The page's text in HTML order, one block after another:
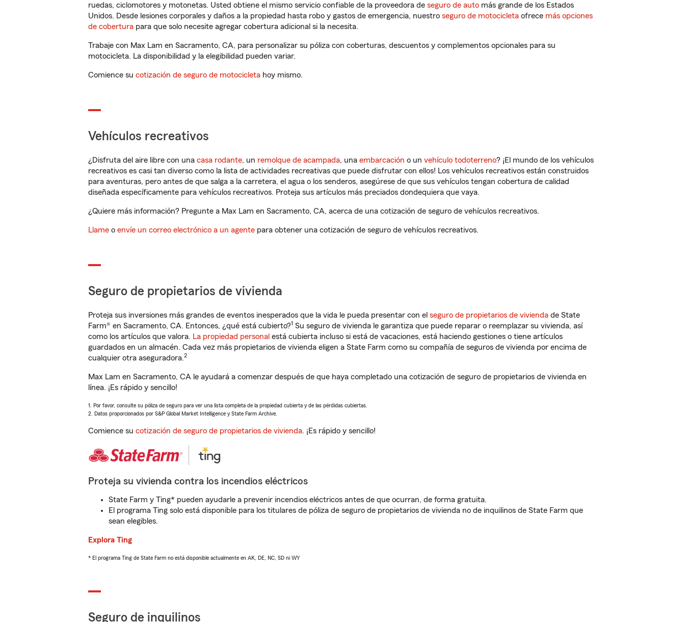
ruedas, ciclomotores y motonetas. Usted obtiene el mismo servicio confiable de la proveedora de seguro de auto más grande de los Estados
Unidos. Desde lesiones corporales y daños a la propiedad hasta robo y gastos de emergencia, nuestro seguro de motocicleta ofrece más opciones
de cobertura para que solo necesite agregar cobertura adicional si la necesita.
Trabaje con Max Lam en Sacramento, CA, para personalizar su póliza con coberturas, descuentos y complementos opcionales para su
motocicleta. La disponibilidad y la elegibilidad pueden variar.
Comience su cotización de seguro de motocicleta hoy mismo.
Vehículos recreativos
¿Disfruta del aire libre con una casa rodante, un remolque de acampada, una embarcación o un vehículo todoterreno? ¡El mundo de los vehículos
recreativos es casi tan diverso como la lista de actividades recreativas que puede disfrutar con ellos! Los vehículos recreativos están construidos
para aventuras, pero antes de que salga a la carretera, el agua o los senderos, asegúrese de que sus vehículos tengan cobertura de calidad
diseñada específicamente para vehículos recreativos. Proteja sus artículos más preciados dondequiera que vaya.
¿Quiere más información? Pregunte a Max Lam en Sacramento, CA, acerca de una cotización de seguro de vehículos recreativos.
Llame o envíe un correo electrónico a un agente para obtener una cotización de seguro de vehículos recreativos.
Seguro de propietarios de vivienda
Proteja sus inversiones más grandes de eventos inesperados que la vida le pueda presentar con el seguro de propietarios de vivienda de State
Farm® en Sacramento, CA. Entonces, ¿qué está cubierto?1 Su seguro de vivienda le garantiza que puede reparar o reemplazar su vivienda, así
como los artículos que valora. La propiedad personal está cubierta incluso si está de vacaciones, está haciendo gestiones o tiene artículos
guardados en un almacén. Cada vez más propietarios de vivienda eligen a State Farm como su compañía de seguros de vivienda por encima de
cualquier otra aseguradora.2
Max Lam en Sacramento, CA le ayudará a comenzar después de que haya completado una cotización de seguro de propietarios de vivienda en
línea. ¡Es rápido y sencillo!
1. Por favor, consulte su póliza de seguro para ver una lista completa de la propiedad cubierta y de las pérdidas cubiertas.
2. Datos proporcionados por S&P Global Market Intelligence y State Farm Archive.
Comience su cotización de seguro de propietarios de vivienda. ¡Es rápido y sencillo!
Proteja su vivienda contra los incendios eléctricos
State Farm y Ting* pueden ayudarle a prevenir incendios eléctricos antes de que ocurran, de forma gratuita.
El programa Ting solo está disponible para los titulares de póliza de seguro de propietarios de vivienda no de inquilinos de State Farm que
sean elegibles.
Explora Ting
* El programa Ting de State Farm no está disponible actualmente en AK, DE, NC, SD ni WY
Seguro de inquilinos